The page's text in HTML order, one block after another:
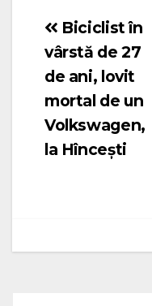
Navigare
în
articole
Biciclist în
vârstă de 27
de ani, lovit
mortal de un
Volkswagen,
la Hîncești